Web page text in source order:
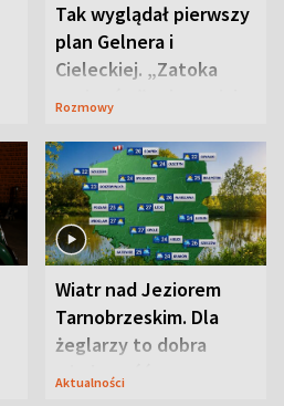
Tak wyglądał pierwszy
plan Gelnera i
Cieleckiej. „Zatoka
szpiegów” od razu ich
Rozmowy
Wiatr nad Jeziorem
Tarnobrzeskim. Dla
żeglarzy to dobra
wiadomość
Aktualności